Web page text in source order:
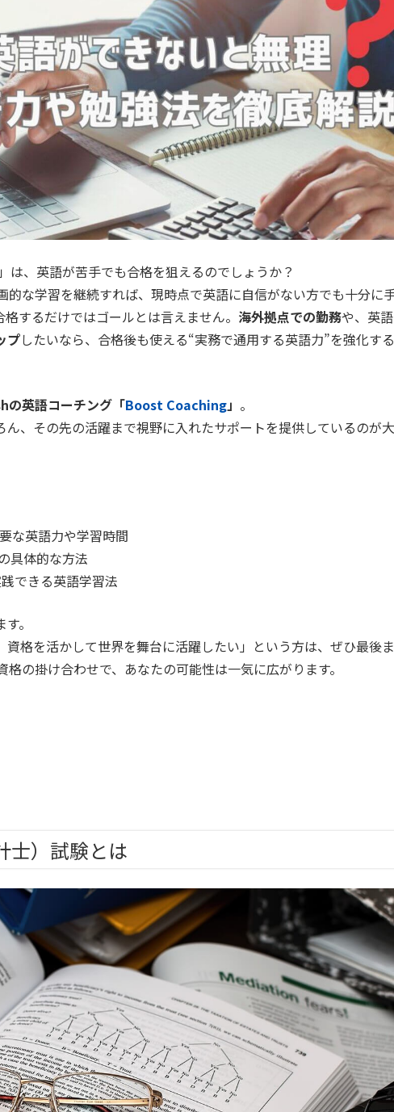
」は、英語が苦手でも合格を狙えるのでしょうか？
的な学習を継続すれば、現時点で英語に自信がない方でも十分に
するだけではゴールとは言えません。 海外拠点での勤務や、英語
プしたいなら、合格後も使える“実務で通用する英語力”を強化する
の英語コーチング「Boost Coaching」 。
、その先の活躍まで視野に入れたサポートを提供しているのが大
な英語力や学習時間
具体的な方法
できる英語学習法
。
資格を活かして世界を舞台に活躍したい」という方は、ぜひ最後ま
の掛け合わせで、あなたの可能性は一気に広がります。
士）試験とは